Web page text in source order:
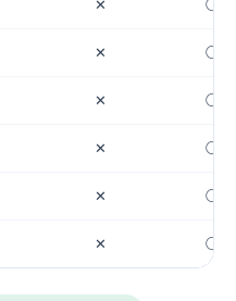
✕ ○
✕ ○
✕ ○
✕ ○
✕ ○
✕ ○